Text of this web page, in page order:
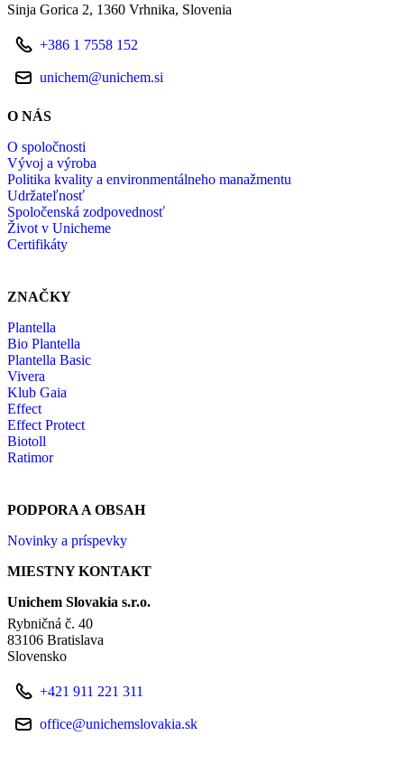
Sinja Gorica 2 1360 Vrhnika Slovenia
+386 1 7558 152
unichem@unichem.si
O NÁS
O spoločnosti
Vývoj a výroba
Politika kvality a environmentálneho manažmentu
Udržateľnosť
Spoločenská zodpovednosť
Život v Unicheme
Certifikáty
ZNAČKY
Plantella
Bio Plantella
Plantella Basic
Vivera
Klub Gaia
Effect
Effect Protect
Biotoll
Ratimor
PODPORA A OBSAH
Novinky a príspevky
MIESTNY KONTAKT
Unichem Slovakia s.r.o.
Rybničná č. 40
83106 Bratislava
Slovensko
+421 911 221 311
office@unichemslovakia.sk